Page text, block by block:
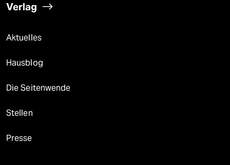
Verlag
Aktuelles
Hausblog
Die Seitenwende
Stellen
Presse